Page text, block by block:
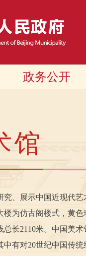
政务公开
馆
展示中国近现代艺
为仿古阁楼式，黄
总长2110米。中国美
中有对20世纪中国传